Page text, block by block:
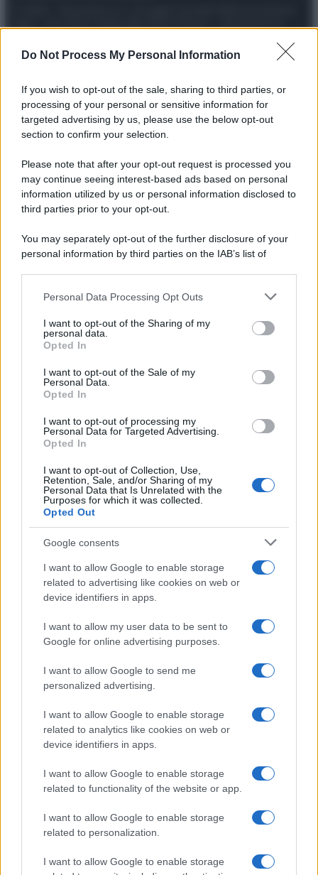
Do Not Process My Personal Information
If you wish to opt-out of the sale, sharing to third parties, or
processing of your personal or sensitive information for
targeted advertising by us, please use the below opt-out
section to confirm your selection.
Please note that after your opt-out request is processed you
may continue seeing interest-based ads based on personal
information utilized by us or personal information disclosed to
third parties prior to your opt-out.
You may separately opt-out of the further disclosure of your
personal information by third parties on the IAB’s list of
This information may also be disclosed by us to third parties
disclose it to other third parties.
Please note that this website/app uses one or more Google
services and may gather and store information including but
not limited to your visit or usage behaviour. You may click to
grant or deny consent to Google and its third-party tags to
consent section.
Personal Data Processing Opt Outs
I want to opt-out of the Sharing of my
personal data.
Opted In
I want to opt-out of the Sale of my
Personal Data.
Opted In
I want to opt-out of processing my
Personal Data for Targeted Advertising.
Opted In
I want to opt-out of Collection, Use,
Retention, Sale, and/or Sharing of my
Personal Data that Is Unrelated with the
Purposes for which it was collected.
Opted Out
Google consents
I want to allow Google to enable storage
related to advertising like cookies on web or
device identifiers in apps.
I want to allow my user data to be sent to
Google for online advertising purposes.
I want to allow Google to send me
personalized advertising.
I want to allow Google to enable storage
related to analytics like cookies on web or
device identifiers in apps.
I want to allow Google to enable storage
related to functionality of the website or app.
I want to allow Google to enable storage
related to personalization.
I want to allow Google to enable storage
Attualità Lifestyle ModaVideoPodcastAbbonati
Preferenze PrivacyPrivacy Policy